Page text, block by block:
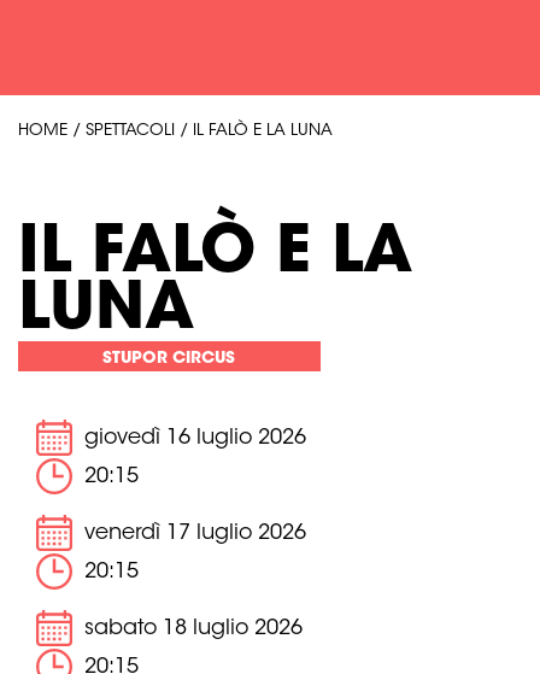
HOME / SPETTACOLI / IL FALÒ E LA LUNA
IL FALÒ E LA
LUNA
STUPOR CIRCUS
giovedì 16 luglio 2026
20:15
venerdì 17 luglio 2026
20:15
sabato 18 luglio 2026
20:15